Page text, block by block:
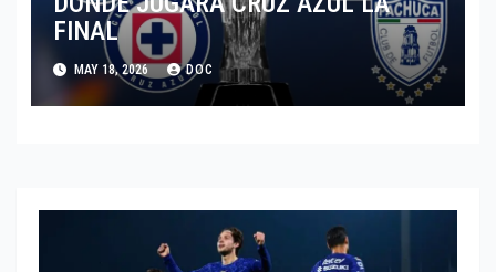
FINAL
MAY 18, 2026 DOC